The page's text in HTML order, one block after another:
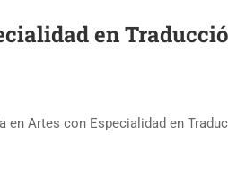
en
en Artes con Especialidad en